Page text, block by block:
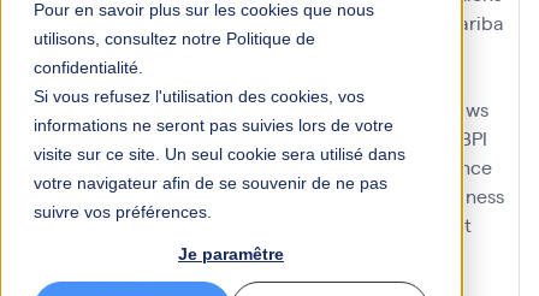
Pour en savoir plus sur les cookies que nous
utilisons, consultez notre Politique de
confidentialité.
Si vous refusez l'utilisation des cookies, vos
informations ne seront pas suivies lors de votre
visite sur ce site. Un seul cookie sera utilisé dans
votre navigateur afin de se souvenir de ne pas
suivre vos préférences.
Je paramêtre
apprentissage apprentissage formelarchitecture
ariba
Artificial Intelligence aufo automatisation
Automatisation des processus robotiques
Automatisation et contrôle de gestionavantages
aws
aws outpostsazure bawbelgiqueBI big data
BPI
BPM BPMN BTP business at work Business Intelligence
business partnerbusiness process automation
Business
Process Intelligencebusiness process management
business process model and notation
Technology Platformbusinesspartnercadre projet